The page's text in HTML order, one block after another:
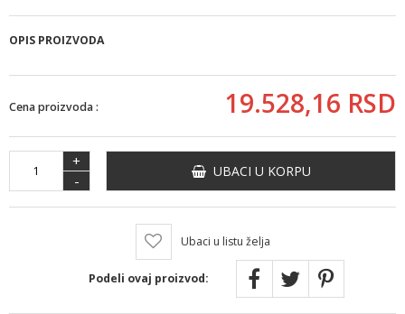
OPIS PROIZVODA
Cena proizvoda : 19.528,16 RSD
+
-
UBACI U KORPU
Ubaci u listu želja
Podeli ovaj proizvod: